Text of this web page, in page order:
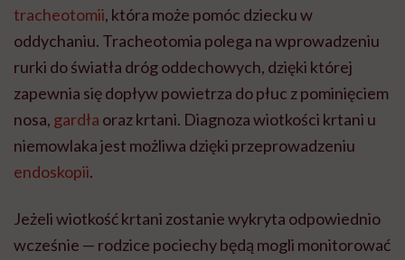
tracheotomii, która może pomóc dziecku w
oddychaniu. Tracheotomia polega na wprowadzeniu
rurki do światła dróg oddechowych, dzięki której
zapewnia się dopływ powietrza do płuc z pominięciem
nosa, gardła oraz krtani. Diagnoza wiotkości krtani u
niemowlaka jest możliwa dzięki przeprowadzeniu
endoskopii.
Jeżeli wiotkość krtani zostanie wykryta odpowiednio
wcześnie — rodzice pociechy będą mogli monitorować